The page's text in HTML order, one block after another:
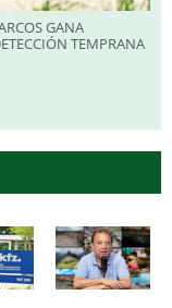
GANA
TEMPRANA